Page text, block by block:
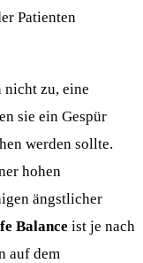
Patienten
nicht zu, eine
sie ein Gespür
werden sollte.
hohen
ängstlicher
Balance ist je nach
auf dem